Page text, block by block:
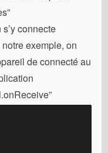
connecte
exemple, on
de connecté au